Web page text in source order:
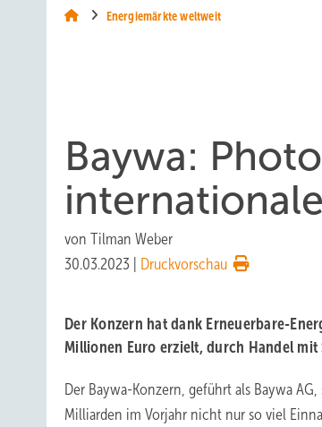
Energiemärkte weltweit
Baywa:
von Tilman Weber
30.03.2023
Druckvorschau
Der Konzern hat dank Erneuerbare-
Millionen Euro erzielt, durch Handel mit
Der Baywa-Konzern, geführt als Baywa
Milliarden im Vorjahr nicht nur so viel